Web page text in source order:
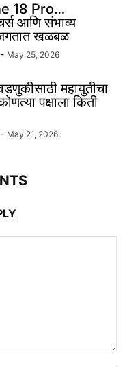
18 Pro…
आणि संभाव्य
खळबळ
- May 25, 2026
महायुतीचा
पक्षाला किती
- May 21, 2026